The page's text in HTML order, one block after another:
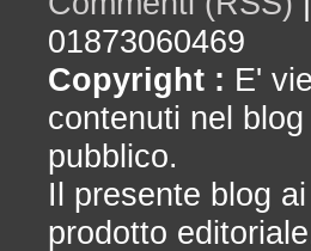
01873060469
Copyright : E'
contenuti nel
pubblico.
Il presente blog
prodotto